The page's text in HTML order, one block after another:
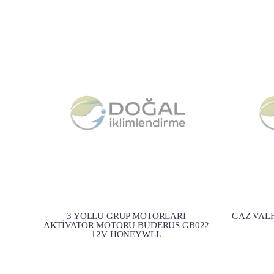
3 YOLLU GRUP MOTORLARI
AKTİVATÖR MOTORU BUDERUS GB022
12V HONEYWLL
GAZ